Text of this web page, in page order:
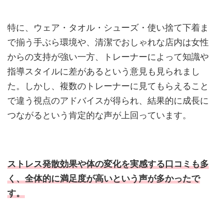
特に、ウェア・タオル・シューズ・使い捨て下着ま
で揃う手ぶら環境や、清潔でおしゃれな店内は女性
からの支持が強い一方、トレーナーによって知識や
指導スタイルに差があるという意見も見られまし
た。しかし、複数のトレーナーに見てもらえること
で違う視点のアドバイスが得られ、結果的に成長に
つながるという肯定的な声が上回っています。
ストレス発散効果や体の変化を実感する口コミも多
く、全体的に満足度が高いという声が多かったで
す。